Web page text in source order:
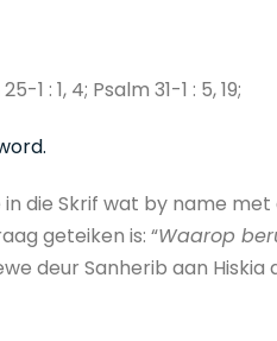
1 : 1, 4; Psalm 31-1 : 5, 19;
die Skrif wat by name
geteiken is: “Waarop
deur Sanherib aan